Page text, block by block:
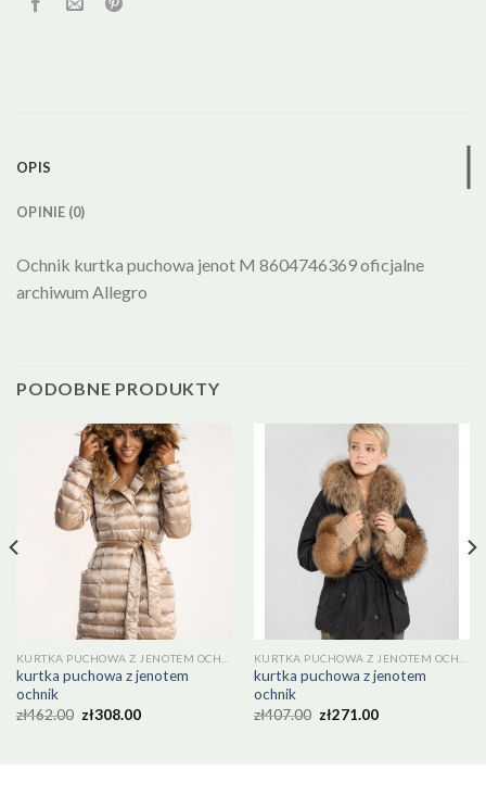
OPIS
OPINIE (0)
Ochnik kurtka puchowa jenot M 8604746369 oficjalne
archiwum Allegro
PODOBNE PRODUKTY
kurtka puchowa z jenotem
ochnik
zł462.00 zł308.00
kurtka puchowa z jenotem
ochnik
zł407.00 zł271.00